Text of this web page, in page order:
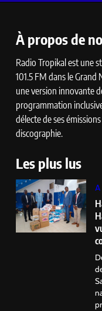
À propos de
Radio Tropikal est une
101.5 FM dans le Grand
une version innovante
programmation
délecte de ses
discographie.
Les plus lus
A